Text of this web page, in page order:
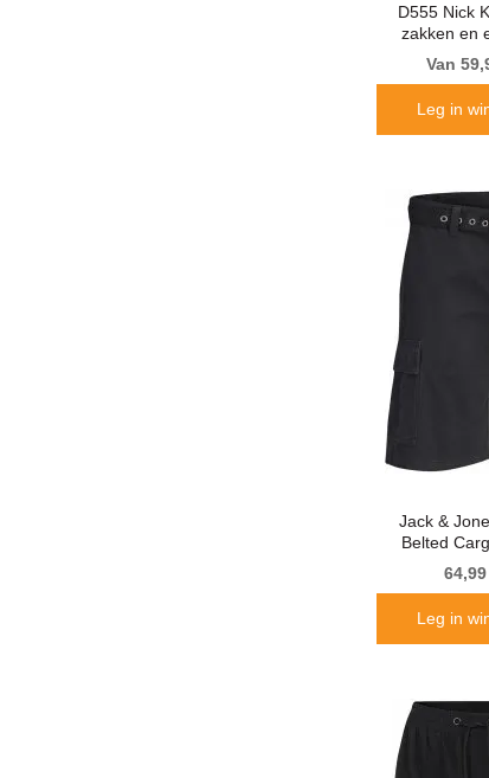
D555 Nick
zakken en
Van
Leg in
Jack &
Belted
Leg in